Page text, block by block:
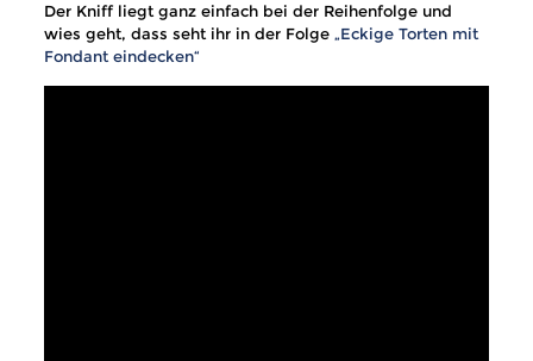
Der Kniff liegt ganz einfach bei der Reihenfolge und
wies geht, dass seht ihr in der Folge „Eckige Torten mit
Fondant eindecken“